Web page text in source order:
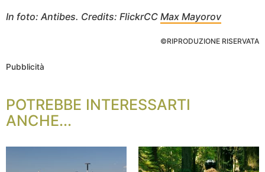
In foto: Antibes. Credits: FlickrCC Max Mayorov
©RIPRODUZIONE RISERVATA
Pubblicità
POTREBBE INTERESSARTI
ANCHE...